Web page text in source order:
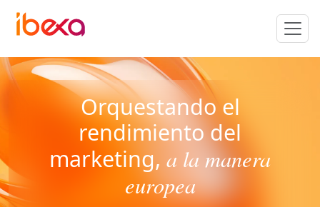
Orquestando el
rendimiento del
marketing, a la manera
europea